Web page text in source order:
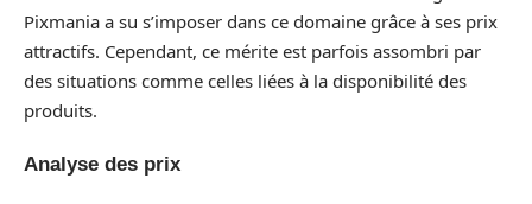
Pixmania a su s’imposer dans ce domaine grâce à ses prix
attractifs. Cependant, ce mérite est parfois assombri par
des situations comme celles liées à la disponibilité des
produits.
Analyse des prix